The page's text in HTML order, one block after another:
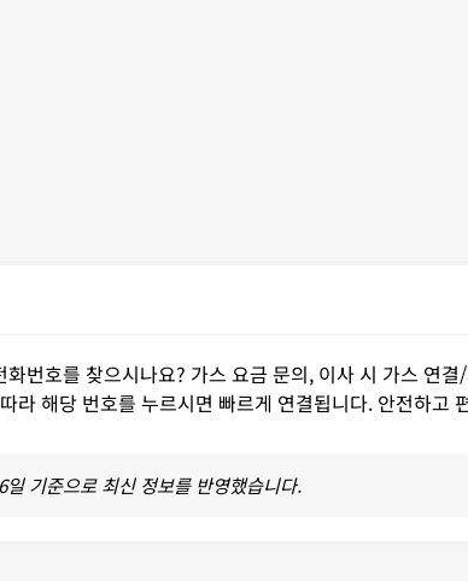
번호를 찾으시나요? 가스 요금 문의, 이사 시 가스 연
라 해당 번호를 누르시면 빠르게 연결됩니다. 안전하
기준으로 최신 정보를 반영했습니다.